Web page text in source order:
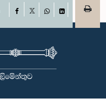
Facebook
WhatsAppLinkedIn